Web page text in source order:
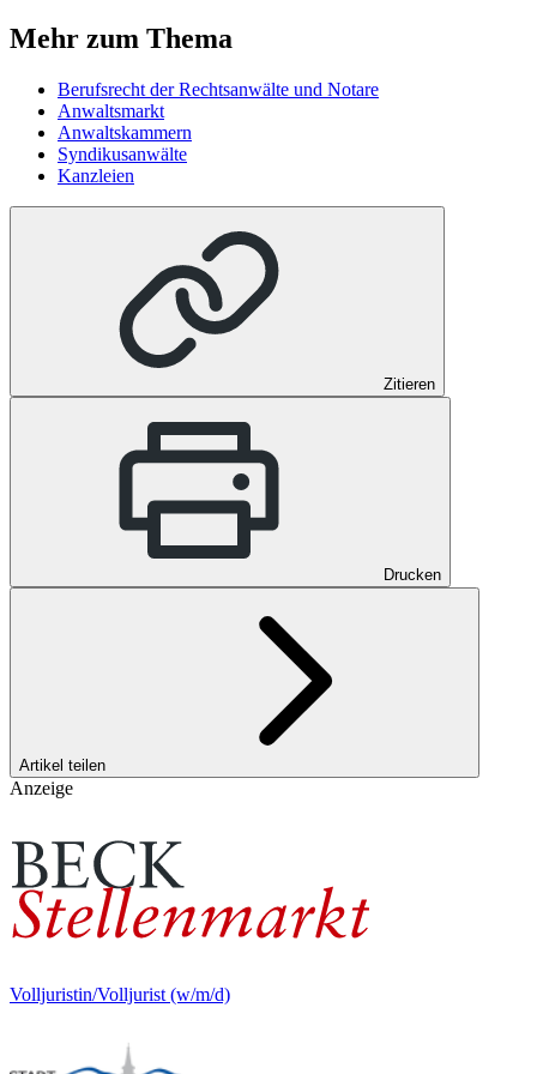
Mehr zum Thema
Berufsrecht der Rechtsanwälte und Notare
Anwaltsmarkt
Anwaltskammern
Syndikusanwälte
Kanzleien
Zitieren
Drucken
Artikel teilen
Anzeige
Volljuristin/Volljurist (w/m/d)